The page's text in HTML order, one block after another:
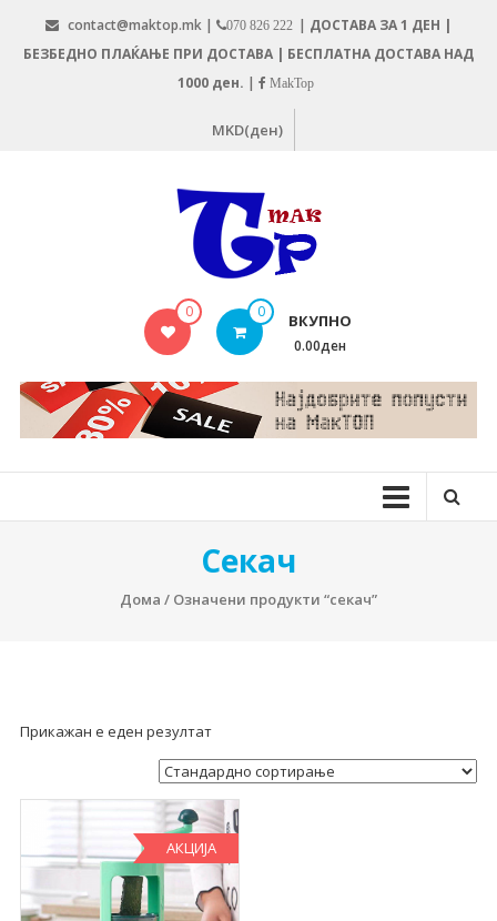
content
contact@maktop.mk | 070 826 222 | ДОСТАВА ЗА 1 ДЕН |
БЕЗБЕДНО ПЛАЌАЊЕ ПРИ ДОСТАВА | БЕСПЛАТНА ДОСТАВА НАД
1000 ден. | MakTop
MKD(ден)
MAKTOP.MK
0 0 ВКУПНО
0.00ден
Секач
Дома / Означени продукти “секач”
Прикажан е еден резултат
АКЦИЈА